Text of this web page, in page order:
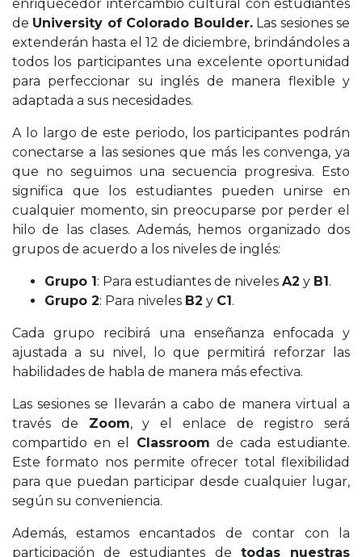
enriquecedor intercambio cultural con estudiantes
de University of Colorado Boulder.Las sesiones se
extenderán hasta el 12 de diciembre, brindándoles a
todos los participantes una excelente oportunidad
para perfeccionar su inglés de manera flexible y
adaptada a sus necesidades.
A lo largo de este periodo, los participantes podrán
conectarse a las sesiones que más les convenga, ya
que no seguimos una secuencia progresiva. Esto
significa que los estudiantes pueden unirse en
cualquier momento, sin preocuparse por perder el
hilo de las clases. Además, hemos organizado dos
grupos de acuerdo a los niveles de inglés:
Grupo 1: Para estudiantes de niveles A2 y B1.
Grupo 2: Para niveles B2 y C1.
Cada grupo recibirá una enseñanza enfocada y
ajustada a su nivel, lo que permitirá reforzar las
habilidades de habla de manera más efectiva.
Las sesiones se llevarán a cabo de manera virtual a
través de Zoom, y el enlace de registro será
compartido en el Classroom de cada estudiante.
Este formato nos permite ofrecer total flexibilidad
para que puedan participar desde cualquier lugar,
según su conveniencia.
Además, estamos encantados de contar con la
participación de estudiantes de todas nuestras